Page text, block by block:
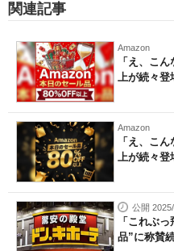
関連記事
Amazon
「え、こ
上が続々
Amazon
「え、こ
上が続々
公開
「これぶ
品”に称賛